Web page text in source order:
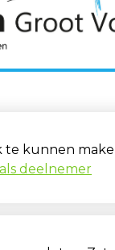
kunnen
deelnemer